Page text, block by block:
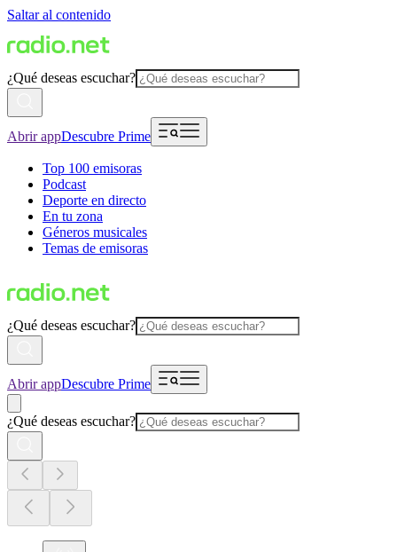
Saltar al contenido
¿Qué deseas escuchar?
Abrir appDescubre Prime
Top 100 emisoras
Podcast
Deporte en directo
En tu zona
Géneros musicales
Temas de emisoras
¿Qué deseas escuchar?
Abrir appDescubre Prime
¿Qué deseas escuchar?